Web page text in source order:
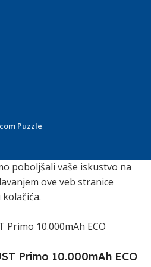
Puzzle
poboljšali vaše iskustvo na
ove veb stranice
Primo 10.000mAh ECO